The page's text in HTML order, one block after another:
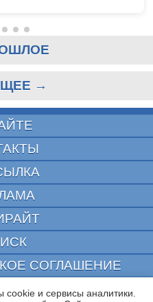
→
СОГЛАШЕНИЕ
CURATOR
и сервисы аналитики.